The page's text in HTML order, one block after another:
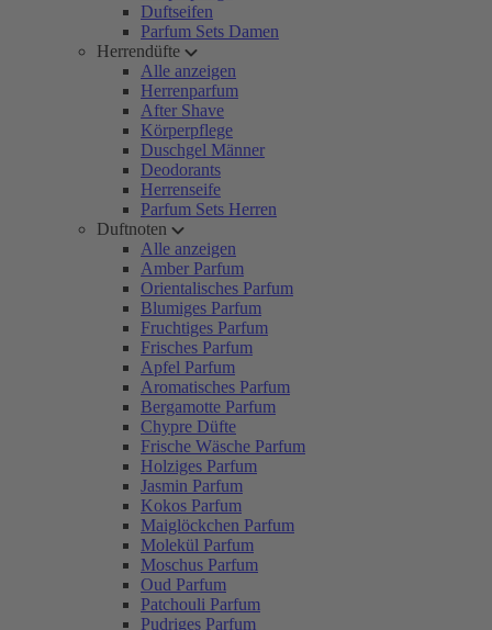
Duftseifen
Parfum Sets Damen
Herrendüfte
Alle anzeigen
Herrenparfum
After Shave
Körperpflege
Duschgel Männer
Deodorants
Herrenseife
Parfum Sets Herren
Duftnoten
Alle anzeigen
Amber Parfum
Orientalisches Parfum
Blumiges Parfum
Fruchtiges Parfum
Frisches Parfum
Apfel Parfum
Aromatisches Parfum
Bergamotte Parfum
Chypre Düfte
Frische Wäsche Parfum
Holziges Parfum
Jasmin Parfum
Kokos Parfum
Maiglöckchen Parfum
Molekül Parfum
Moschus Parfum
Oud Parfum
Patchouli Parfum
Pudriges Parfum